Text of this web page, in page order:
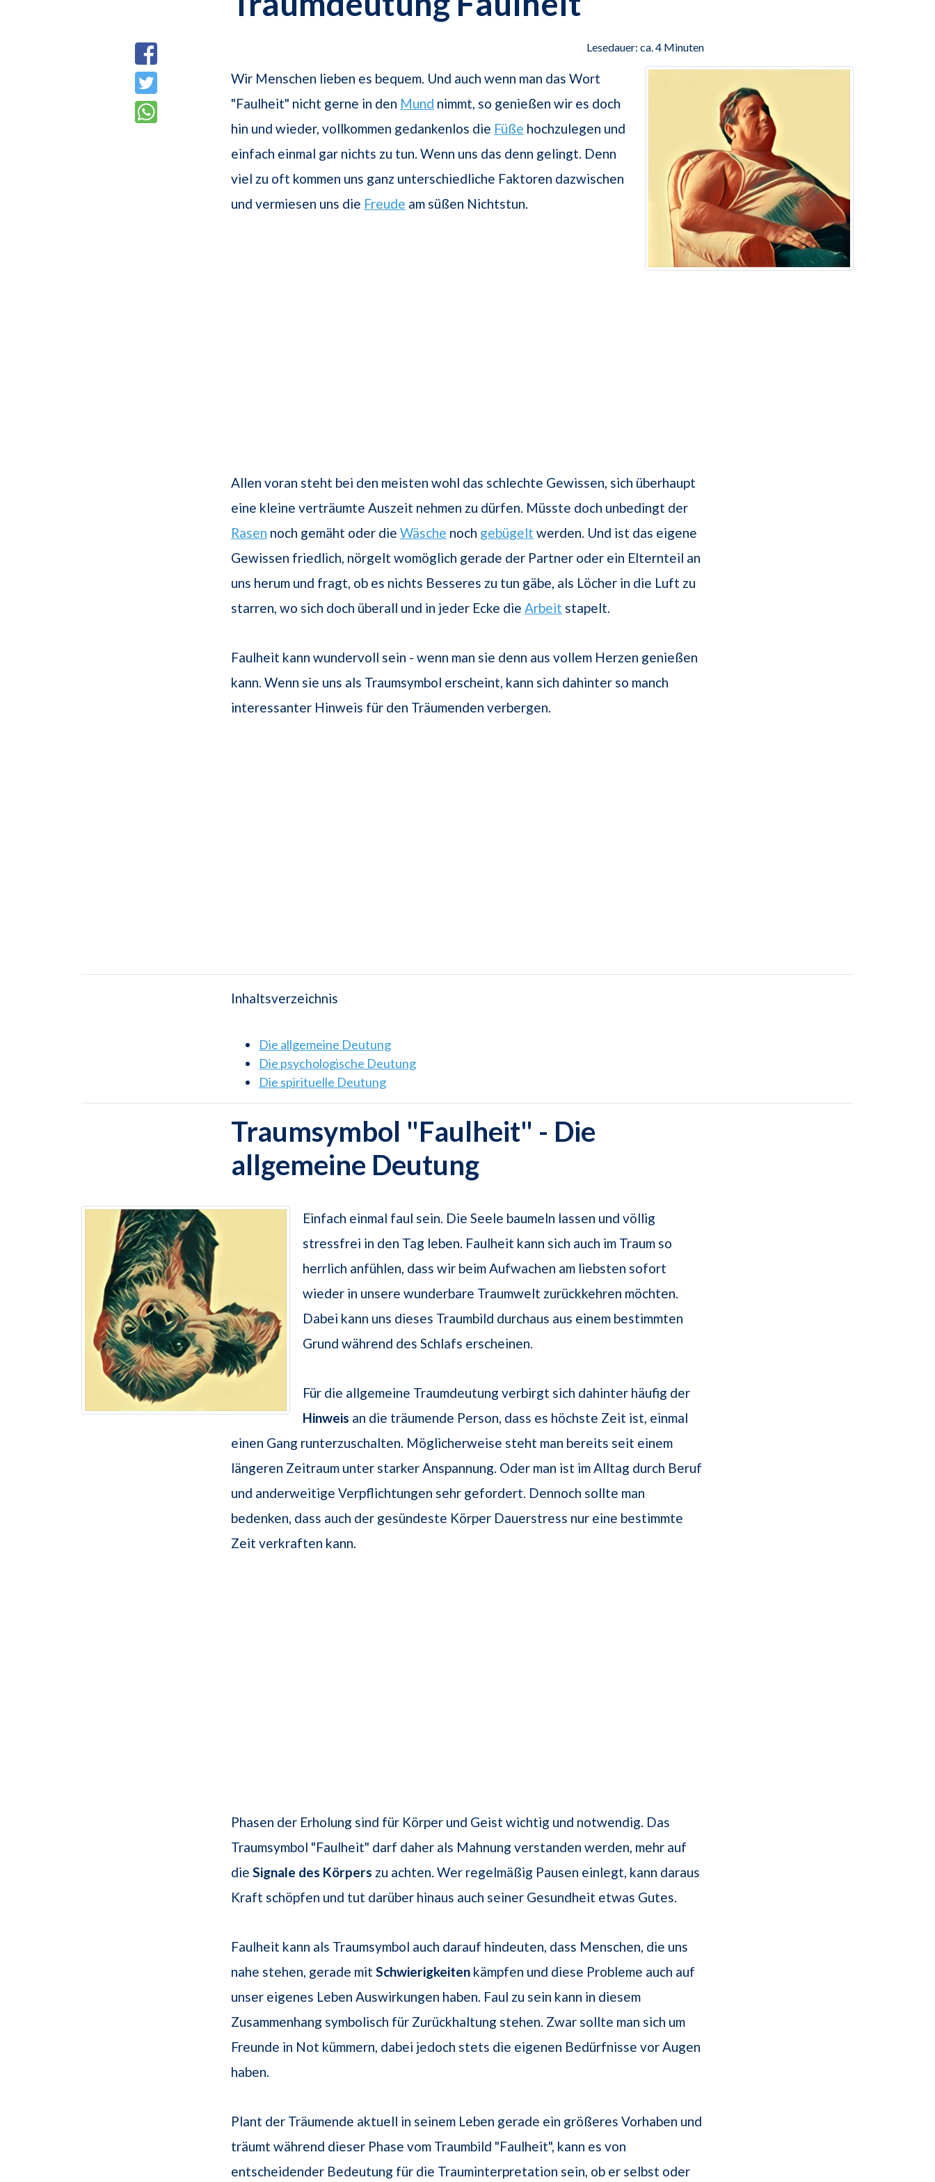
Lesedauer: ca. 4 Minuten
Wir Menschen lieben es bequem. Und auch wenn man das Wort
"Faulheit" nicht gerne in den Mund nimmt, so genießen wir es doch
hin und wieder, vollkommen gedankenlos die Füße hochzulegen und
einfach einmal gar nichts zu tun. Wenn uns das denn gelingt. Denn
viel zu oft kommen uns ganz unterschiedliche Faktoren dazwischen
und vermiesen uns die Freude am süßen Nichtstun.
Allen voran steht bei den meisten wohl das schlechte Gewissen, sich überhaupt
eine kleine verträumte Auszeit nehmen zu dürfen. Müsste doch unbedingt der
Rasen noch gemäht oder die Wäsche noch gebügelt werden. Und ist das eigene
Gewissen friedlich, nörgelt womöglich gerade der Partner oder ein Elternteil an
uns herum und fragt, ob es nichts Besseres zu tun gäbe, als Löcher in die Luft zu
starren, wo sich doch überall und in jeder Ecke die Arbeit stapelt.
Faulheit kann wundervoll sein - wenn man sie denn aus vollem Herzen genießen
kann. Wenn sie uns als Traumsymbol erscheint, kann sich dahinter so manch
interessanter Hinweis für den Träumenden verbergen.
Inhaltsverzeichnis
Die allgemeine Deutung
Die psychologische Deutung
Die spirituelle Deutung
Traumsymbol "Faulheit" - Die
allgemeine Deutung
Einfach einmal faul sein. Die Seele baumeln lassen und völlig
stressfrei in den Tag leben. Faulheit kann sich auch im Traum so
herrlich anfühlen, dass wir beim Aufwachen am liebsten sofort
wieder in unsere wunderbare Traumwelt zurückkehren möchten.
Dabei kann uns dieses Traumbild durchaus aus einem bestimmten
Grund während des Schlafs erscheinen.
Für die allgemeine Traumdeutung verbirgt sich dahinter häufig der
Hinweis an die träumende Person, dass es höchste Zeit ist, einmal
einen Gang runterzuschalten. Möglicherweise steht man bereits seit einem
längeren Zeitraum unter starker Anspannung. Oder man ist im Alltag durch Beruf
und anderweitige Verpflichtungen sehr gefordert. Dennoch sollte man
bedenken, dass auch der gesündeste Körper Dauerstress nur eine bestimmte
Zeit verkraften kann.
Phasen der Erholung sind für Körper und Geist wichtig und notwendig. Das
Traumsymbol "Faulheit" darf daher als Mahnung verstanden werden, mehr auf
die Signale des Körpers zu achten. Wer regelmäßig Pausen einlegt, kann daraus
Kraft schöpfen und tut darüber hinaus auch seiner Gesundheit etwas Gutes.
Faulheit kann als Traumsymbol auch darauf hindeuten, dass Menschen, die uns
nahe stehen, gerade mit Schwierigkeiten kämpfen und diese Probleme auch auf
unser eigenes Leben Auswirkungen haben. Faul zu sein kann in diesem
Zusammenhang symbolisch für Zurückhaltung stehen. Zwar sollte man sich um
Freunde in Not kümmern, dabei jedoch stets die eigenen Bedürfnisse vor Augen
haben.
Plant der Träumende aktuell in seinem Leben gerade ein größeres Vorhaben und
träumt während dieser Phase vom Traumbild "Faulheit", kann es von
entscheidender Bedeutung für die Trauminterpretation sein, ob er selbst oder